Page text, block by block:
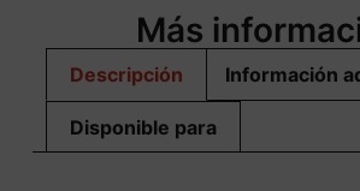
Más
Descripción Información
Disponible para